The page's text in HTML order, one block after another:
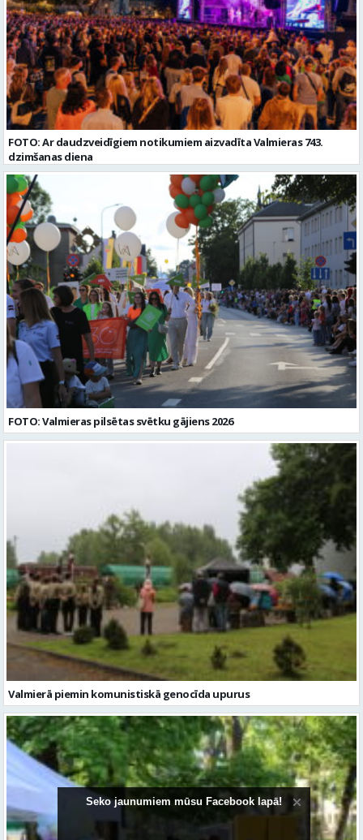
FOTO: Ar daudzveidīgiem notikumiem aizvadīta Valmieras 743.
dzimšanas diena
FOTO: Valmieras pilsētas svētku gājiens 2026
Valmierā piemin komunistiskā genocīda upurus
Seko jaunumiem mūsu Facebook lapā!